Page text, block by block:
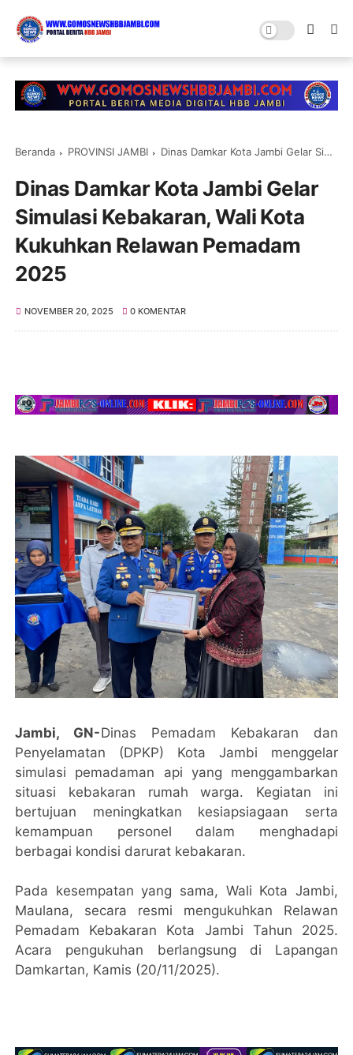
Beranda PROVINSI JAMBI Dinas Damkar Kota Jambi Gelar Simulasi Kebakaran, Wali Kota Kukuhkan Relawan Pemadam 2025
Dinas Damkar Kota Jambi Gelar
Simulasi Kebakaran, Wali Kota
Kukuhkan Relawan Pemadam
2025
NOVEMBER 20, 2025 0 KOMENTAR
Jambi, GN-Dinas Pemadam Kebakaran dan
Penyelamatan (DPKP) Kota Jambi menggelar
simulasi pemadaman api yang menggambarkan
situasi kebakaran rumah warga. Kegiatan ini
bertujuan meningkatkan kesiapsiagaan serta
kemampuan personel dalam menghadapi
berbagai kondisi darurat kebakaran.
Pada kesempatan yang sama, Wali Kota Jambi,
Maulana, secara resmi mengukuhkan Relawan
Pemadam Kebakaran Kota Jambi Tahun 2025.
Acara pengukuhan berlangsung di Lapangan
Damkartan, Kamis (20/11/2025).